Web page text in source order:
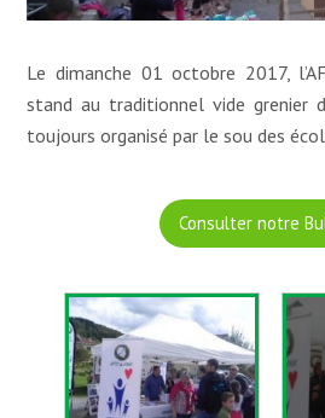
Le dimanche 01 octobre 2017,
stand au traditionnel vide grenier
toujours organisé par le sou des
Consulter notre